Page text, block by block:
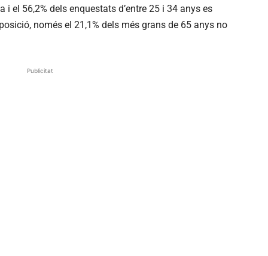
i el 56,2% dels enquestats d’entre 25 i 34 anys es
només el 21,1% dels més grans de 65 anys no
Publicitat